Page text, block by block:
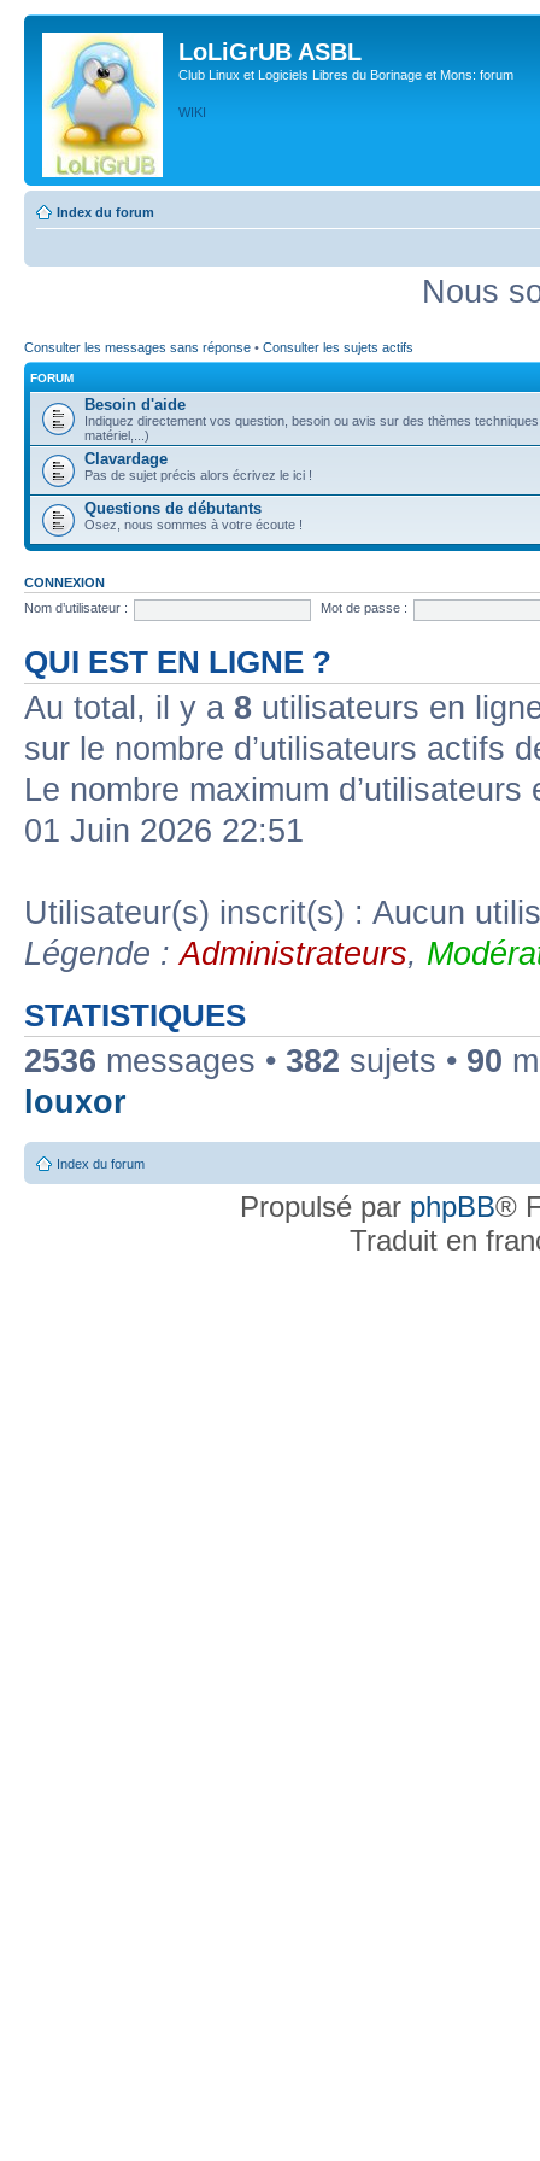
LoLiGrUB ASBL
Club Linux et Logiciels Libres du Borinage et Mons: forum
WIKI
Index du forum
Nous
Consulter les messages sans réponse • Consulter les sujets actifs
FORUM
Besoin d'aide
Indiquez directement vos question, besoin ou avis sur des thèmes
matériel,...)
Clavardage
Pas de sujet précis alors écrivez le ici !
Questions de débutants
Osez, nous sommes à votre écoute !
CONNEXION
Nom d’utilisateur :
Mot de passe :
QUI EST EN LIGNE ?
Au total, il y a 8 utilisateurs en
sur le nombre d’utilisateurs actifs
Le nombre maximum
01 Juin 2026 22:51
Utilisateur(s) inscrit(s) : Aucun
Légende :Administrateurs,
STATISTIQUES
2536 messages • 382 sujets • 90
louxor
Index du forum
Propulsé par phpBB®
Traduit en